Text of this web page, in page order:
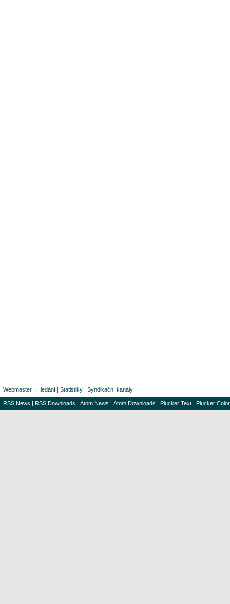
Webmaster | Hledání | Statistiky | Syndikační kanály
RSS News | RSS Downloads | Atom News | Atom Downloads | Plucker Text | Plucker Color